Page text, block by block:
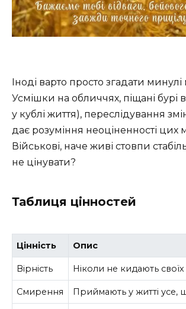
Іноді варто просто згадати
Усмішки на обличчях, піщані бурі в
у кублі життя), переслідування
дає розуміння неоціненності цих
Військові, наче живі стовпи
не цінувати?
Таблиця цінностей
Цінність Опис
Вірність Ніколи не кидають своїх
Смирення Приймають у житті усе,